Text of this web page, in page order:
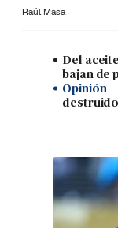
Raúl Masa
Del
bajan de
Opinión